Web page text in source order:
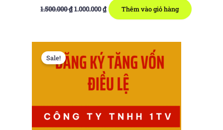
1.500.000₫Giá
1.000.000₫Giá
hiện
1.000.000 ₫.
Thêm vào giỏ hàng
Sale!